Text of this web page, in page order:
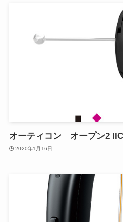
オーティコン オープン2
2020年1月16日